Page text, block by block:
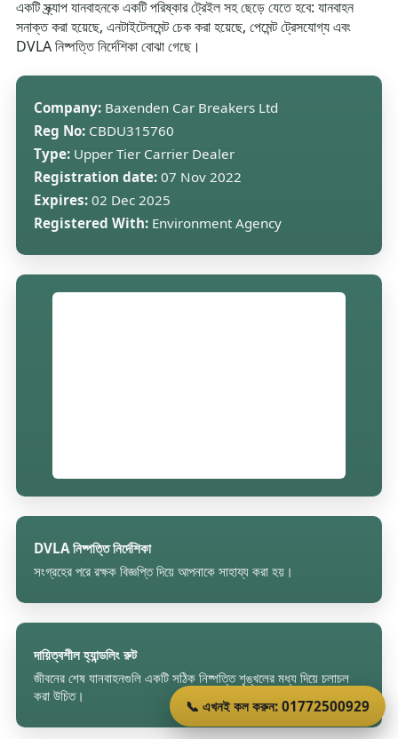
একটি স্ক্র্যাপ যানবাহনকে একটি পরিষ্কার ট্রেইল সহ ছেড়ে যেতে হবে: যানবাহন
সনাক্ত করা হয়েছে, এনটাইটেলমেন্ট চেক করা হয়েছে, পেমেন্ট ট্রেসযোগ্য এবং
DVLA নিষ্পত্তি নির্দেশিকা বোঝা গেছে।
Company: Baxenden Car Breakers Ltd
Reg No: CBDU315760
Type: Upper Tier Carrier Dealer
Registration date: 07 Nov 2022
Expires: 02 Dec 2025
Registered With: Environment Agency
DVLA নিষ্পত্তি নির্দেশিকা
সংগ্রহের পরে রক্ষক বিজ্ঞপ্তি দিয়ে আপনাকে সাহায্য করা হয়।
দায়িত্বশীল হ্যান্ডলিং রুট
জীবনের শেষ যানবাহনগুলি একটি সঠিক নিষ্পত্তি শৃঙ্খলের মধ্য দিয়ে চলাচল
করা উচিত।
📞 এখনই কল করুন: 01772500929